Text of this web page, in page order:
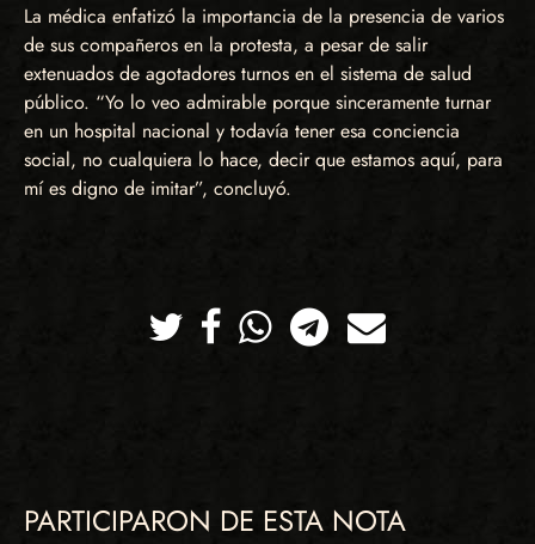
La médica enfatizó la importancia de la presencia de varios
de sus compañeros en la protesta, a pesar de salir
extenuados de agotadores turnos en el sistema de salud
público. “Yo lo veo admirable porque sinceramente turnar
en un hospital nacional y todavía tener esa conciencia
social, no cualquiera lo hace, decir que estamos aquí, para
mí es digno de imitar”, concluyó.
TwitterFacebookWhatsappTelegramCorreo
PARTICIPARON DE ESTA NOTA